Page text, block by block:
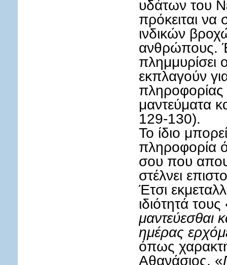
υδάτων του
πρόκειται να
ινδικών
ανθρώπους.
πλημμυρίσει
εκπλαγούν
πληροφορίας
μαντεύματα
129-130).
Το ίδιο
πληροφορία
σου που
στέλνει
Έτσι
ιδιότητά τους
μαντεύεσθαι
ημέρας
όπως
Αθανάσιος. «